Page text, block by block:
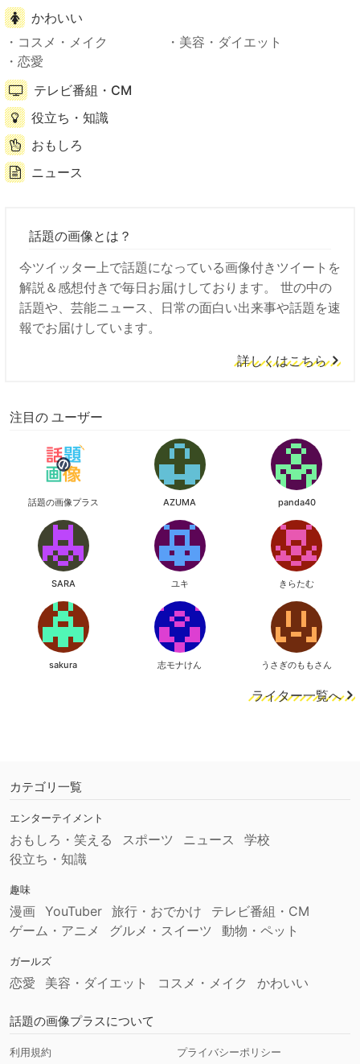
かわいい
コスメ・メイク
美容・ダイエット
恋愛
テレビ番組・CM
役立ち・知識
おもしろ
ニュース
話題の画像とは？
今ツイッター上で話題になっている画像付きツイートを
解説＆感想付きで毎日お届けしております。 世の中の
話題や、芸能ニュース、日常の面白い出来事や話題を速
報でお届けしています。
詳しくはこちら
注目の ユーザー
話題の画像プラス AZUMA panda40
SARA ユキ きらたむ
sakura 志モナけん うさぎのももさん
ライター一覧へ
カテゴリ一覧
エンターテイメント
おもしろ・笑える スポーツ ニュース
学校
役立ち・知識
趣味
漫画 YouTuber 旅行・おでかけ
テレビ番組・CM
ゲーム・アニメ
グルメ・スイーツ 動物・ペット
ガールズ
恋愛 美容・ダイエット コスメ・メイク かわいい
話題の画像プラスについて
利用規約 プライバシーポリシー